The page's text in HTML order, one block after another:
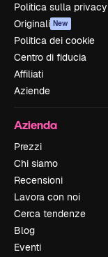
Politica sulla privacy
Originali New
Politica dei cookie
Centro di fiducia
Affiliati
Aziende
Azienda
Prezzi
Chi siamo
Recensioni
Lavora con noi
Cerca tendenze
Blog
Eventi